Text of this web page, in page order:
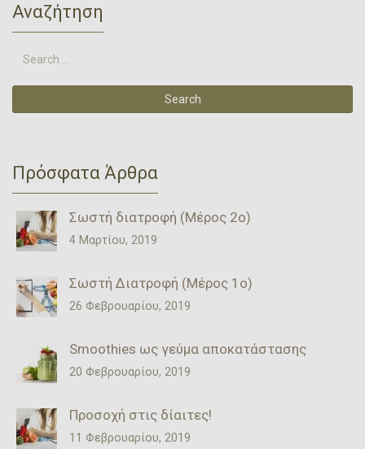
Αναζήτηση
Πρόσφατα Άρθρα
Σωστή διατροφή (Μέρος 2ο)
4 Μαρτίου, 2019
Σωστή Διατροφή (Μέρος 1ο)
26 Φεβρουαρίου, 2019
Smoothies ως γεύμα αποκατάστασης
20 Φεβρουαρίου, 2019
Προσοχή στις δίαιτες!
11 Φεβρουαρίου, 2019